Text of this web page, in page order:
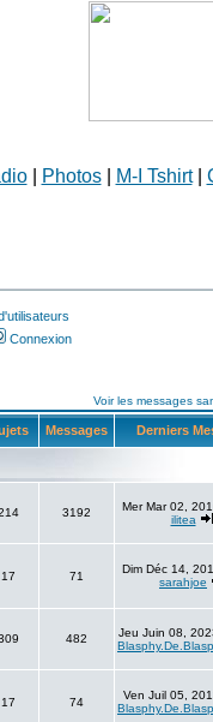
| Photos| M-I Tshirt|
Connexion
Voir les messages
Messages Derniers
3192
Mer Mar 02,
ilitea
17 71
Dim Déc 14,
sarahjoe
482
Jeu Juin 08,
17 74
Ven Juil 05,